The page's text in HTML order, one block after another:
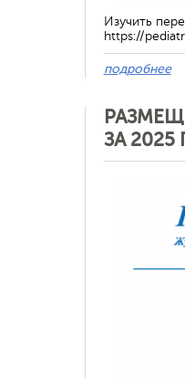
Изучить
https://
подробнее
ЗА 2025